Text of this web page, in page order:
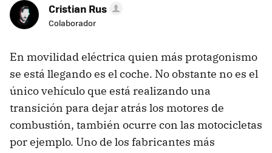
Cristian Rus
Colaborador
En movilidad eléctrica quien más protagonismo
se está llegando es el coche. No obstante no es el
único vehículo que está realizando una
transición para dejar atrás los motores de
combustión, también ocurre con las motocicletas
por ejemplo. Uno de los fabricantes más